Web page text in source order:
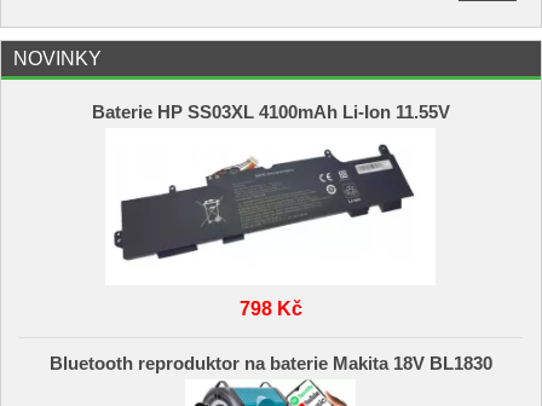
NOVINKY
Baterie HP SS03XL 4100mAh Li-Ion 11.55V
798 Kč
Bluetooth reproduktor na baterie Makita 18V BL1830